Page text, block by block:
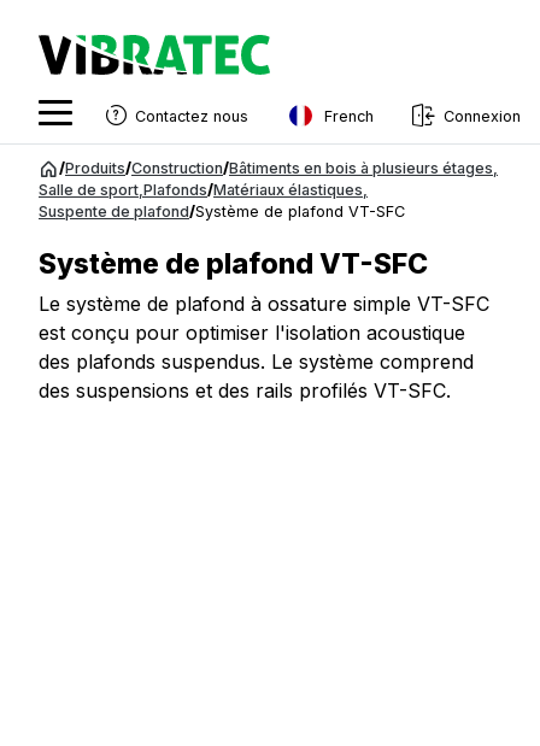
contenu
Contactez nous French
English
Swedish
French
Estonian
Finnish
Connexion
/Produits/Construction/Bâtiments en bois à plusieurs étages
Salle de sport Plafonds/Matériaux élastiques
Suspente de plafond/Système de plafond VT-SFC
Système de plafond VT-SFC
Le système de plafond à ossature simple VT-SFC
est conçu pour optimiser l'isolation acoustique
des plafonds suspendus. Le système comprend
des suspensions et des rails profilés VT-SFC.